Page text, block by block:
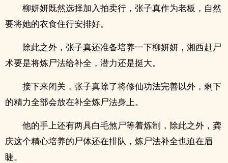
柳妍妍既然选择加入拍卖行，张子真作为老板，自然
要将她的衣食住行安排好。
除此之外，张子真还准备培养一下柳妍妍，湘西赶尸
术要是将炼尸法给补全，潜力还是挺大。
接下来闭关，张子真除了将修仙功法完善以外，剩下
的精力全部会放在补全炼尸法身上。
他的手上还有两具白毛煞尸等着炼制，除此之外，龚
庆这个精心培养的尸体还在排队，炼尸法补全也迫在眉
睫。